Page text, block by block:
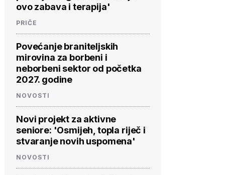
ovo zabava i terapija'
PRIČE
Povećanje braniteljskih
mirovina za borbeni i
neborbeni sektor od početka
2027. godine
NOVOSTI
Novi projekt za aktivne
seniore: 'Osmijeh, topla riječ i
stvaranje novih uspomena'
NOVOSTI